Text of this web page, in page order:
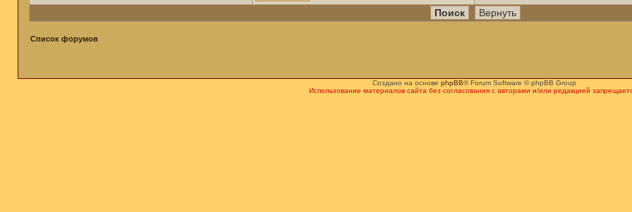
Список форумов
Создано на основе phpBB® Forum Software © phpBB Group
Использование материалов сайта без согласования с авторами и/или редакцией